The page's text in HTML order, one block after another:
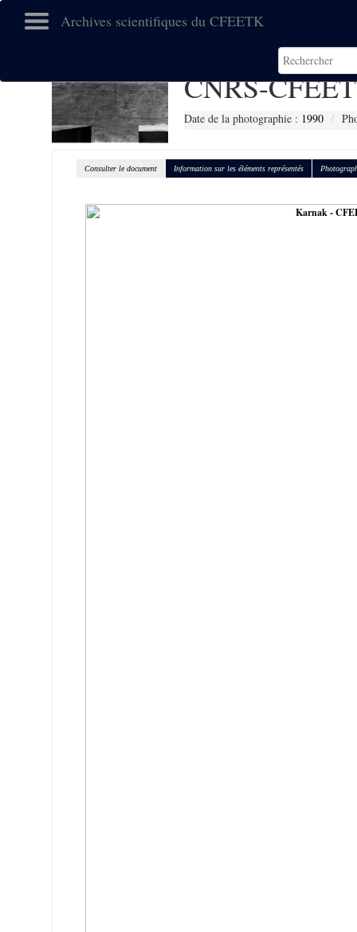
Archives scientifiques du CFEETK
CNRS-
Date de la photographie : 1990
Consulter le document Information sur les éléments représentés